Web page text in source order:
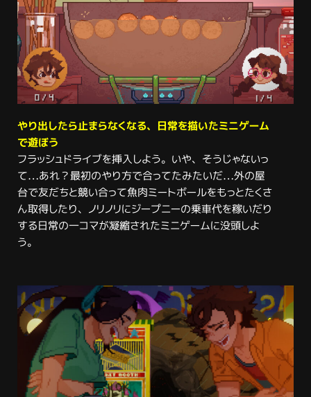
やり出したら止まらなくなる、日常を描いたミニゲーム
で遊ぼう
フラッシュドライブを挿入しよう。いや、そうじゃないっ
て…あれ？最初のやり方で合ってたみたいだ…外の屋
台で友だちと競い合って魚肉ミートボールをもっとたくさ
ん取得したり、ノリノリにジープニーの乗車代を稼いだり
する日常の一コマが凝縮されたミニゲームに没頭しよ
う。